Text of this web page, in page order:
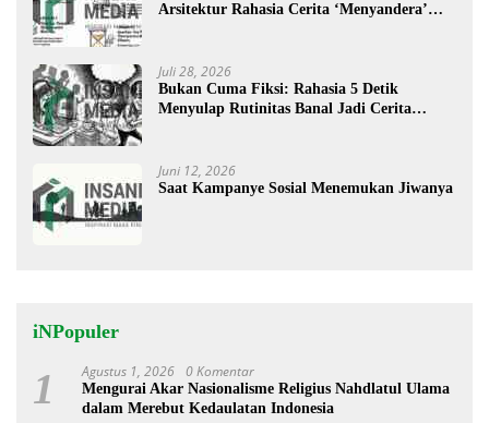
Arsitektur Rahasia Cerita ‘Menyandera’
Juli 28, 2026
Bukan Cuma Fiksi: Rahasia 5 Detik
Menyulap Rutinitas Banal Jadi Cerita
Juni 12, 2026
Saat Kampanye Sosial Menemukan Jiwanya
iNPopuler
1 Agustus 1, 2026 0 Komentar
Mengurai Akar Nasionalisme Religius Nahdlatul Ulama
dalam Merebut Kedaulatan Indonesia